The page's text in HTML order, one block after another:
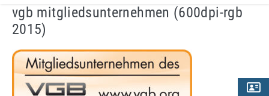
vgb mitgliedsunternehmen (600dpi-rgb
2015)